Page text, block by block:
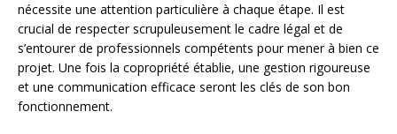
nécessite une attention particulière à chaque étape. Il est
crucial de respecter scrupuleusement le cadre légal et de
s’entourer de professionnels compétents pour mener à bien ce
projet. Une fois la copropriété établie, une gestion rigoureuse
et une communication efficace seront les clés de son bon
fonctionnement.